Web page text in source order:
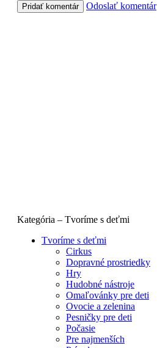
Odoslať komentár
Kategória – Tvoríme s deťmi
Tvoríme s deťmi
Cirkus
Dopravné prostriedky
Hry
Hudobné nástroje
Omaľovánky pre deti
Ovocie a zelenina
Pesničky pre deti
Počasie
Pre najmenších